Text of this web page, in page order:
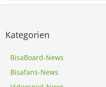
Kategorien
BisaBoard-News
Bisafans-News